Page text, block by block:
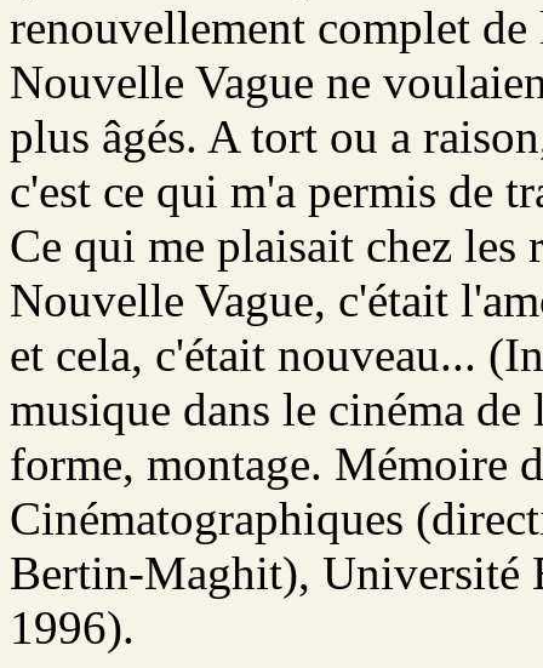
renouvellement complet
Nouvelle Vague ne
plus âgés. A tort ou a
c'est ce qui m'a permis de
Ce qui me plaisait chez les
Nouvelle Vague, c'était
et cela, c'était nouveau...
musique dans le cinéma
forme, montage. Mémoire
Cinématographiques
Bertin-Maghit),
1996).